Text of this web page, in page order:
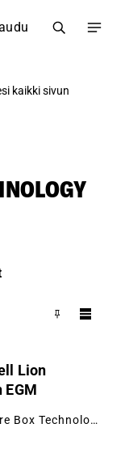
kaikki sivun
Lion
Adventure Box Technology